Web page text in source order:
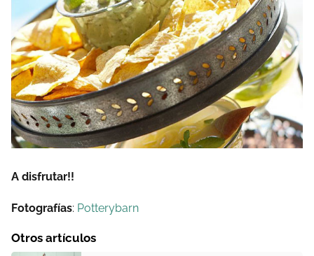
A disfrutar!!
Fotografías: Potterybarn
Otros artículos